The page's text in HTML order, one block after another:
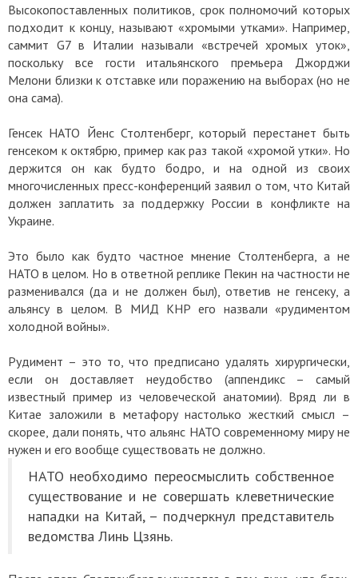
Высокопоставленных политиков, срок полномочий которых
подходит к концу, называют «хромыми утками». Например,
саммит G7 в Италии называли «встречей хромых уток»,
поскольку все гости итальянского премьера Джорджи
Мелони близки к отставке или поражению на выборах (но не
она сама).
Генсек НАТО Йенс Столтенберг, который перестанет быть
генсеком к октябрю, пример как раз такой «хромой утки». Но
держится он как будто бодро, и на одной из своих
многочисленных пресс-конференций заявил о том, что Китай
должен заплатить за поддержку России в конфликте на
Украине.
Это было как будто частное мнение Столтенберга, а не
НАТО в целом. Но в ответной реплике Пекин на частности не
разменивался (да и не должен был), ответив не генсеку, а
альянсу в целом. В МИД КНР его назвали «рудиментом
холодной войны».
Рудимент – это то, что предписано удалять хирургически,
если он доставляет неудобство (аппендикс – самый
известный пример из человеческой анатомии). Вряд ли в
Китае заложили в метафору настолько жесткий смысл –
скорее, дали понять, что альянс НАТО современному миру не
нужен и его вообще существовать не должно.
НАТО необходимо переосмыслить собственное
существование и не совершать клеветнические
нападки на Китай, – подчеркнул представитель
ведомства Линь Цзянь.